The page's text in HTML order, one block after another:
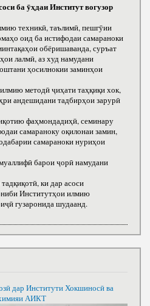
ба ӯҳдаи Институт вогузор
техникӣ, таълимӣ, пешгӯии
оид ба истифодаи самараноки
обёришаванда, суръат
лалмӣ, аз худ намудани
ҳосилнокии заминҳои
методӣ ҷиҳати таҳқиқи хок,
андешидани тадбирҳои зарурӣ
фаҳмондадиҳӣ, семинару
самараноку оқилонаи замин,
самараноки нуриҳои
барои ҷорӣ намудани
ки дар асоси
Институтҳои илмию
гузаронида шудаанд.
дар Институти Хокшиносӣ ва
АИКТ